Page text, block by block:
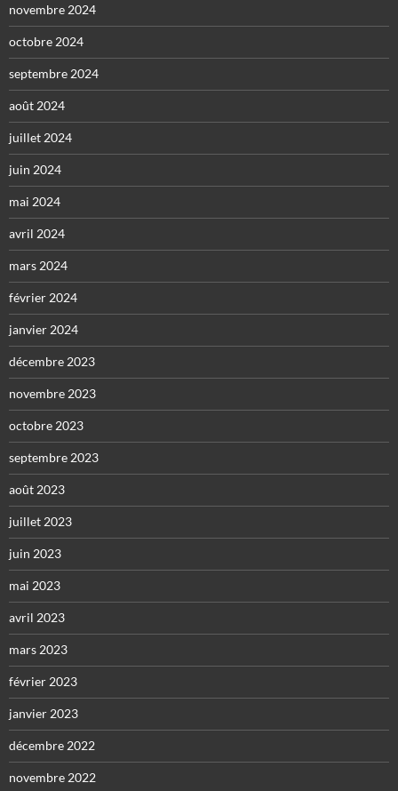
novembre 2024
octobre 2024
septembre 2024
août 2024
juillet 2024
juin 2024
mai 2024
avril 2024
mars 2024
février 2024
janvier 2024
décembre 2023
novembre 2023
octobre 2023
septembre 2023
août 2023
juillet 2023
juin 2023
mai 2023
avril 2023
mars 2023
février 2023
janvier 2023
décembre 2022
novembre 2022